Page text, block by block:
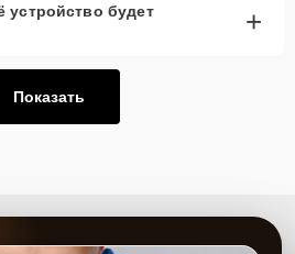
устройство будет
+
Показать